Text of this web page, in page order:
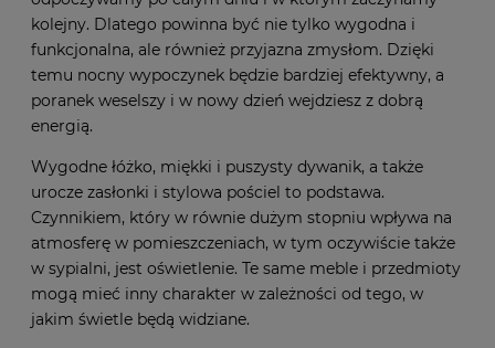
kolejny. Dlatego powinna być nie tylko wygodna i
funkcjonalna, ale również przyjazna zmysłom. Dzięki
temu nocny wypoczynek będzie bardziej efektywny, a
poranek weselszy i w nowy dzień wejdziesz z dobrą
energią.
Wygodne łóżko, miękki i puszysty dywanik, a także
urocze zasłonki i stylowa pościel to podstawa.
Czynnikiem, który w równie dużym stopniu wpływa na
atmosferę w pomieszczeniach, w tym oczywiście także
w sypialni, jest oświetlenie. Te same meble i przedmioty
mogą mieć inny charakter w zależności od tego, w
jakim świetle będą widziane.